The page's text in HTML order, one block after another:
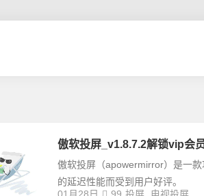
傲软投屏_v1.8.7.2解锁vip会
傲软投屏（apowermirror）是一
的延迟性能而受到用户好评。